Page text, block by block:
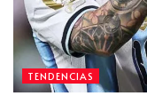
TENDENCIAS